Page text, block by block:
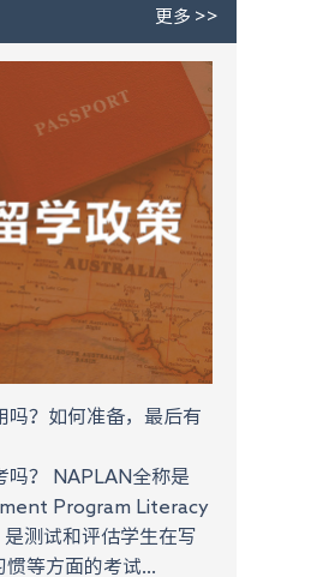
更多 >>
吗？如何准备，最后有
吗？ NAPLAN全称是
Program Literacy
测试和评估学生在写
等方面的考试...